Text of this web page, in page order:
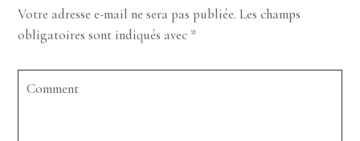
Votre adresse e-mail ne sera pas publiée. Les champs
obligatoires sont indiqués avec *